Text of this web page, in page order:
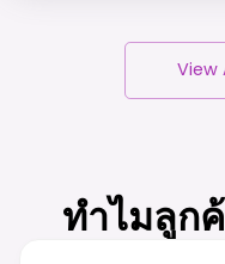
View
ทำไมลูก